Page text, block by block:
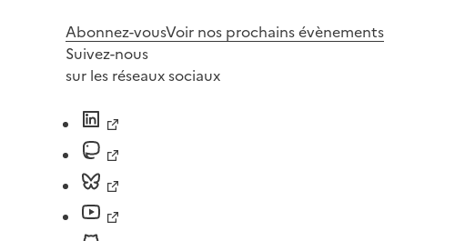
Abonnez-vousVoir nos prochains évènements
Suivez-nous
sur les réseaux sociaux